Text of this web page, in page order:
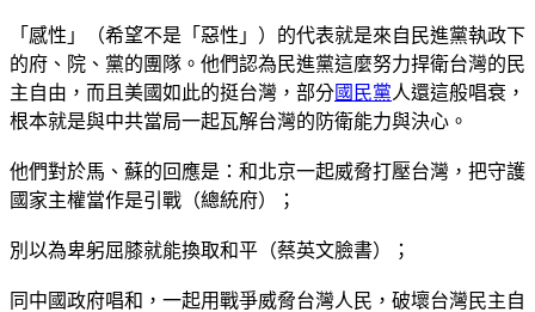
「感性」（希望不是「惡性」）的代表就是來自民進黨執政下
的府、院、黨的團隊。他們認為民進黨這麼努力捍衛台灣的民
主自由，而且美國如此的挺台灣，部分國民黨人還這般唱衰，
根本就是與中共當局一起瓦解台灣的防衛能力與決心。
他們對於馬、蘇的回應是：和北京一起威脅打壓台灣，把守護
國家主權當作是引戰（總統府）；
別以為卑躬屈膝就能換取和平（蔡英文臉書）；
同中國政府唱和，一起用戰爭威脅台灣人民，破壞台灣民主自